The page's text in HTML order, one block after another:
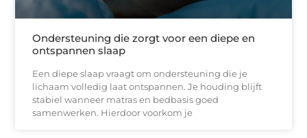
Ondersteuning die zorgt voor een diepe en
ontspannen slaap
Een diepe slaap vraagt om ondersteuning die je
lichaam volledig laat ontspannen. Je houding blijft
stabiel wanneer matras en bedbasis goed
samenwerken. Hierdoor voorkom je